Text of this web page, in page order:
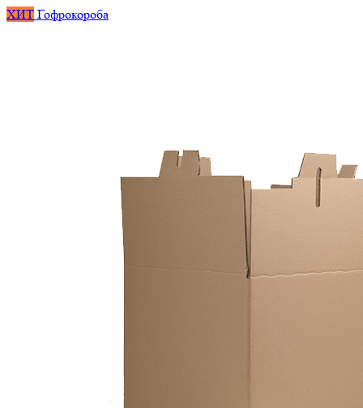
ХИТ Гофрокороба